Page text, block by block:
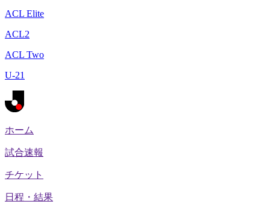
ACL Elite
ACL2
ACL Two
U-21
ホーム
試合速報
チケット
日程・結果